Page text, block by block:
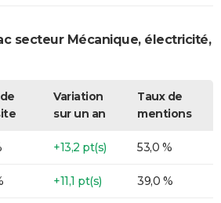
secteur Mécanique, électricité,
Variation
sur un an
Taux de
mentions
+13,2 pt(s) 53,0 %
+11,1 pt(s) 39,0 %